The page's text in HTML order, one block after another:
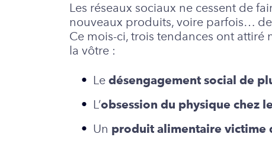
Les réseaux sociaux ne cessent de
nouveaux produits, voire parfois…
Ce mois-ci, trois tendances ont
la vôtre :
Le désengagement social de
L’obsession du physique chez
Un produit alimentaire victime